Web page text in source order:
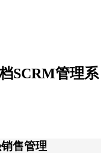
SCRM管理系
售管理